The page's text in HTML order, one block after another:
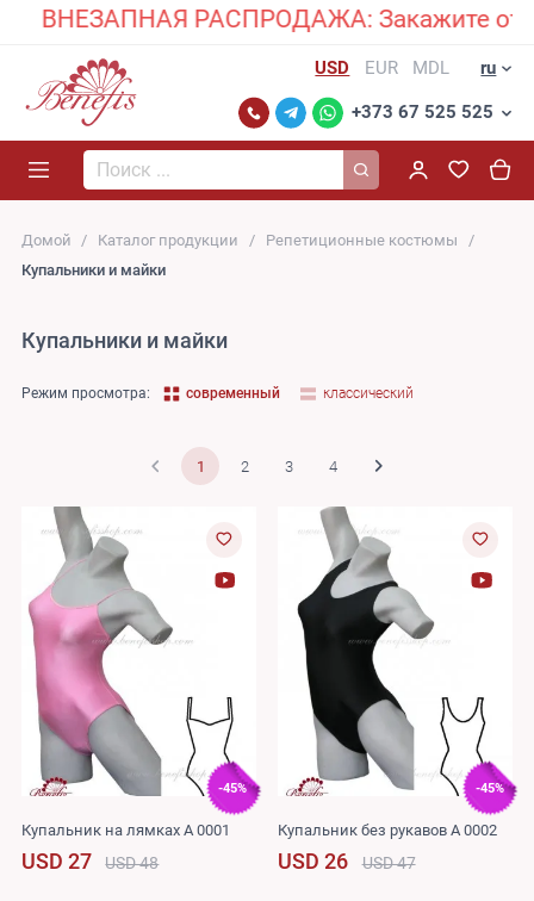
РАСПРОДАЖА: Закажите от 2
USD EUR MDL ru
+373 67 525 525
Поиск...
Домой Каталог продукции
Репетиционные костюмы
Купальники и майки
Купальники и майки
Режим просмотра: современный классический
1 2 3 4
-45%
Купальник на лямках A 0001
USD 27 USD 48
-45%
Купальник без рукавов A 0002
USD 26 USD 47